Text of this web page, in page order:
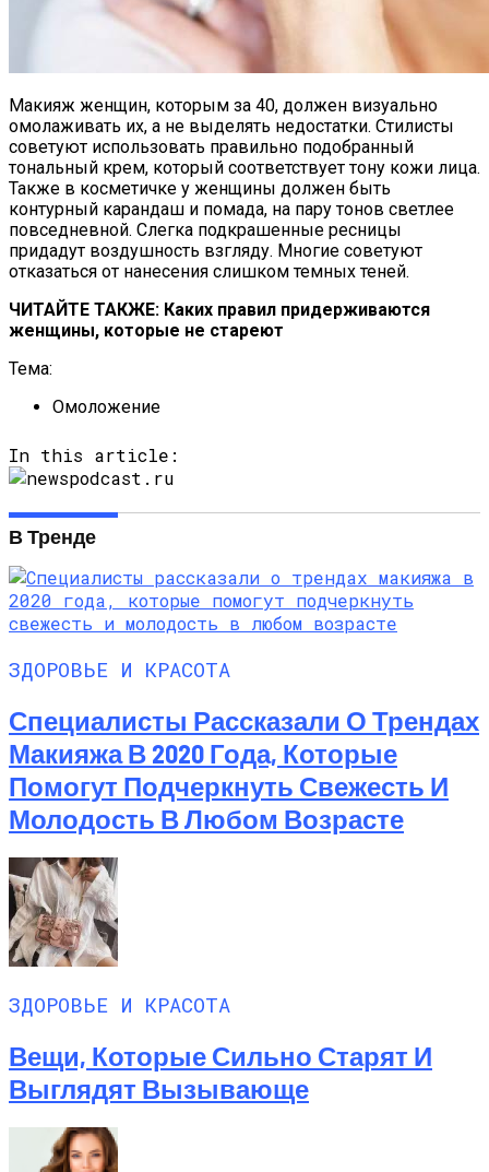
Макияж женщин, которым за 40, должен визуально
омолаживать их, а не выделять недостатки. Стилисты
советуют использовать правильно подобранный
тональный крем, который соответствует тону кожи лица.
Также в косметичке у женщины должен быть
контурный карандаш и помада, на пару тонов светлее
повседневной. Слегка подкрашенные ресницы
придадут воздушность взгляду. Многие советуют
отказаться от нанесения слишком темных теней.
ЧИТАЙТЕ ТАКЖЕ: Каких правил придерживаются
женщины, которые не стареют
Тема:
Омоложение
In this article:
В Тренде
ЗДОРОВЬЕ И КРАСОТА
Специалисты Рассказали О Трендах
Макияжа В 2020 Года, Которые
Помогут Подчеркнуть Свежесть И
Молодость В Любом Возрасте
ЗДОРОВЬЕ И КРАСОТА
Вещи, Которые Сильно Старят И
Выглядят Вызывающе